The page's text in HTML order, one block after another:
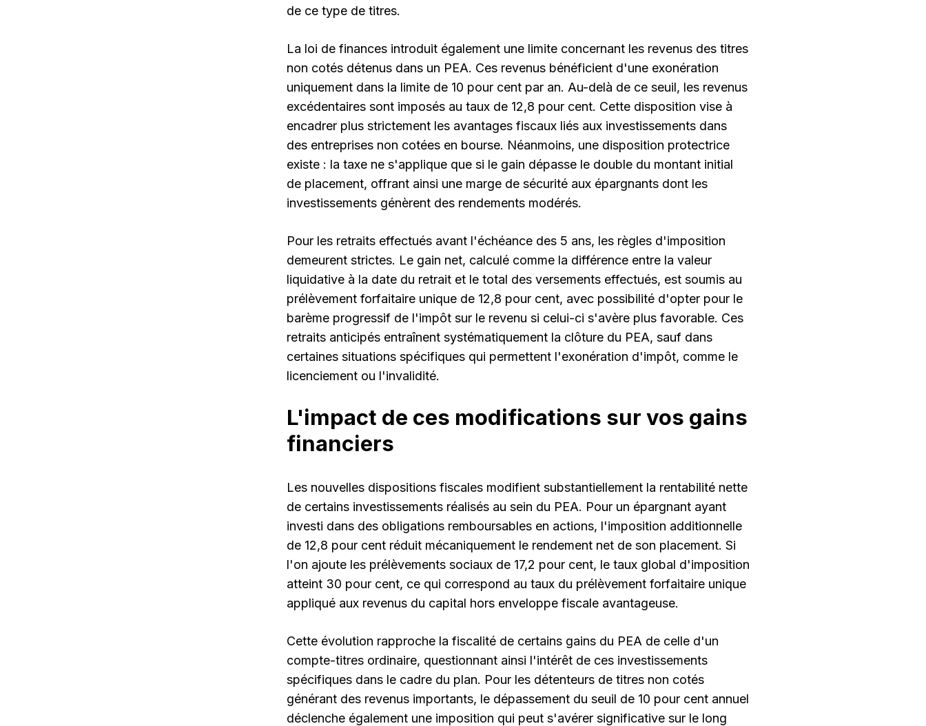
de ce type de titres.
La loi de finances introduit également une limite concernant les revenus des titres
non cotés détenus dans un PEA. Ces revenus bénéficient d'une exonération
uniquement dans la limite de 10 pour cent par an. Au-delà de ce seuil, les revenus
excédentaires sont imposés au taux de 12,8 pour cent. Cette disposition vise à
encadrer plus strictement les avantages fiscaux liés aux investissements dans
des entreprises non cotées en bourse. Néanmoins, une disposition protectrice
existe : la taxe ne s'applique que si le gain dépasse le double du montant initial
de placement, offrant ainsi une marge de sécurité aux épargnants dont les
investissements génèrent des rendements modérés.
Pour les retraits effectués avant l'échéance des 5 ans, les règles d'imposition
demeurent strictes. Le gain net, calculé comme la différence entre la valeur
liquidative à la date du retrait et le total des versements effectués, est soumis au
prélèvement forfaitaire unique de 12,8 pour cent, avec possibilité d'opter pour le
barème progressif de l'impôt sur le revenu si celui-ci s'avère plus favorable. Ces
retraits anticipés entraînent systématiquement la clôture du PEA, sauf dans
certaines situations spécifiques qui permettent l'exonération d'impôt, comme le
licenciement ou l'invalidité.
L'impact de ces modifications sur vos gains
financiers
Les nouvelles dispositions fiscales modifient substantiellement la rentabilité nette
de certains investissements réalisés au sein du PEA. Pour un épargnant ayant
investi dans des obligations remboursables en actions, l'imposition additionnelle
de 12,8 pour cent réduit mécaniquement le rendement net de son placement. Si
l'on ajoute les prélèvements sociaux de 17,2 pour cent, le taux global d'imposition
atteint 30 pour cent, ce qui correspond au taux du prélèvement forfaitaire unique
appliqué aux revenus du capital hors enveloppe fiscale avantageuse.
Cette évolution rapproche la fiscalité de certains gains du PEA de celle d'un
compte-titres ordinaire, questionnant ainsi l'intérêt de ces investissements
spécifiques dans le cadre du plan. Pour les détenteurs de titres non cotés
générant des revenus importants, le dépassement du seuil de 10 pour cent annuel
déclenche également une imposition qui peut s'avérer significative sur le long